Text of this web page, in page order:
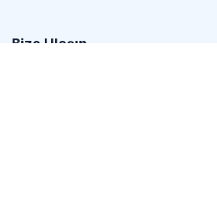
Bize Ulaşın